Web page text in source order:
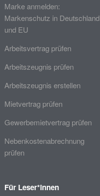
Marke anmelden:
Markenschutz in Deutschland
und EU
Arbeitsvertrag prüfen
Arbeitszeugnis prüfen
Arbeitszeugnis erstellen
Mietvertrag prüfen
Gewerbemietvertrag prüfen
Nebenkostenabrechnung
prüfen
Für Leser*innen